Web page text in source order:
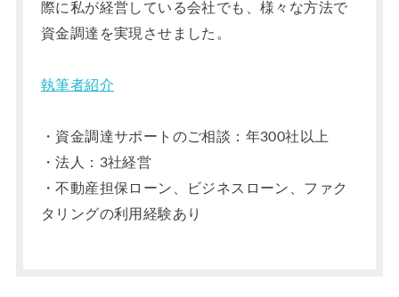
際に私が経営している会社でも、様々な方法で
資金調達を実現させました。
執筆者紹介
・資金調達サポートのご相談：年300社以上
・法人：3社経営
・不動産担保ローン、ビジネスローン、ファク
タリングの利用経験あり